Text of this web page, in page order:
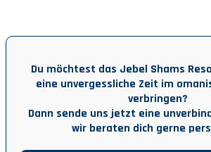
Du möchtest das Jebel Shams
eine unvergessliche Zeit im
verbringen?
Dann sende uns jetzt eine
wir beraten dich gerne